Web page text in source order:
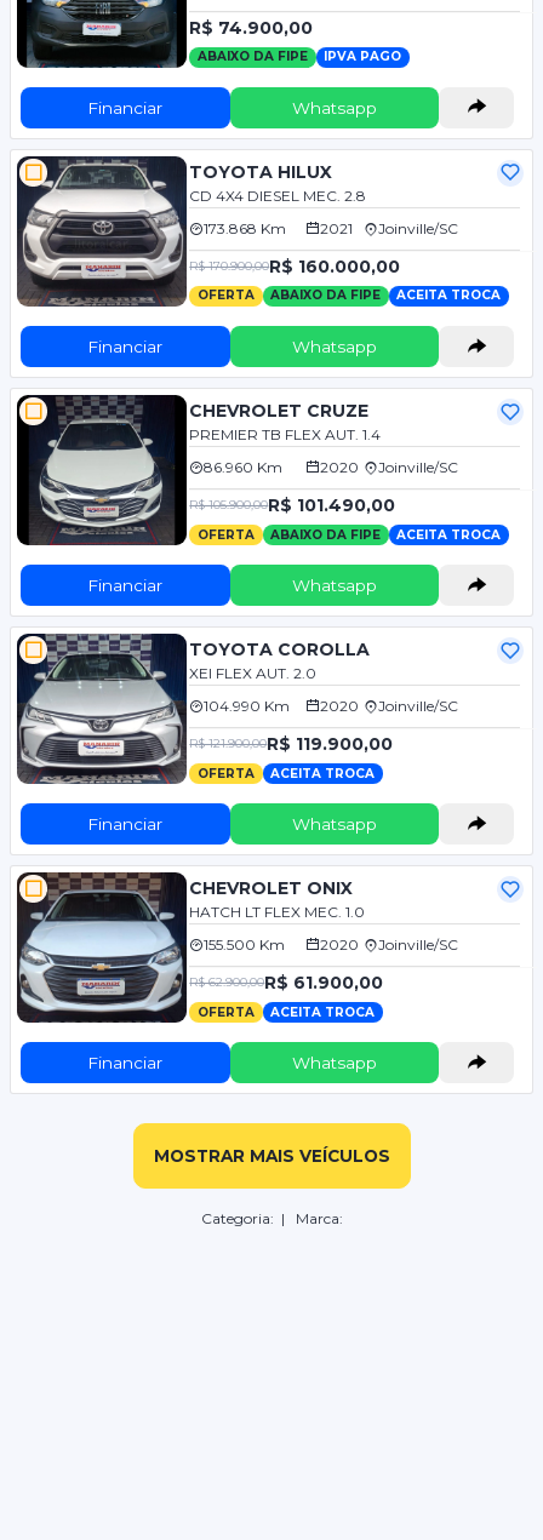
R$ 74.900,00
ABAIXO DA FIPE IPVA PAGO
Financiar Whatsapp
TOYOTA HILUX
CD 4X4 DIESEL MEC. 2.8
173.868 Km
2021 Joinville/SC
R$ 170.900,00R$ 160.000,00
OFERTA ABAIXO DA FIPE ACEITA TROCA
Financiar Whatsapp
CHEVROLET CRUZE
PREMIER TB FLEX AUT. 1.4
86.960 Km
2020 Joinville/SC
R$ 105.900,00R$ 101.490,00
OFERTA ABAIXO DA FIPE ACEITA TROCA
Financiar Whatsapp
TOYOTA COROLLA
XEI FLEX AUT. 2.0
104.990 Km
2020 Joinville/SC
R$ 121.900,00R$ 119.900,00
OFERTA ACEITA TROCA
Financiar Whatsapp
CHEVROLET ONIX
HATCH LT FLEX MEC. 1.0
155.500 Km
2020 Joinville/SC
R$ 62.900,00R$ 61.900,00
OFERTA ACEITA TROCA
Financiar Whatsapp
MOSTRAR MAIS VEÍCULOS
Categoria: | Marca: